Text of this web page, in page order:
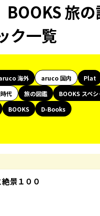
旅
ク一覧
海外 aruco 国内
Plat
代 旅の図鑑
BOOKS スペ
BOOKS
D-Books
景１００